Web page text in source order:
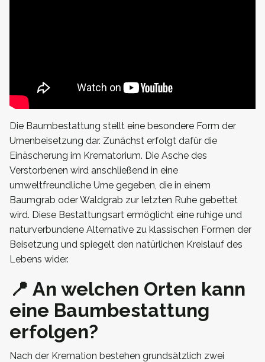
Die Baumbestattung stellt eine besondere Form der
Urnenbeisetzung dar. Zunächst erfolgt dafür die
Einäscherung im Krematorium. Die Asche des
Verstorbenen wird anschließend in eine
umweltfreundliche Urne gegeben, die in einem
Baumgrab oder Waldgrab zur letzten Ruhe gebettet
wird. Diese Bestattungsart ermöglicht eine ruhige und
naturverbundene Alternative zu klassischen Formen der
Beisetzung und spiegelt den natürlichen Kreislauf des
Lebens wider.
📍 An welchen Orten kann
eine Baumbestattung
erfolgen?
Nach der Kremation bestehen grundsätzlich zwei